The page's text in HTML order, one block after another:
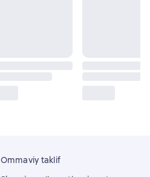
Ommaviy taklif